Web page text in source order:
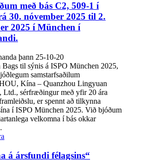
með bás C2, 509-1 í
30. nóvember 2025 til 2.
2025 í München í
þann 25-10-20
til sýnis á ISPO München 2025,
samstarfsaðilum
Kína – Quanzhou Lingyuan
Ltd., sérfræðingur með yfir 20 ára
er spennt að tilkynna
í ISPO München 2025. Við bjóðum
velkomna í bás okkar
á ársfundi félagsins“